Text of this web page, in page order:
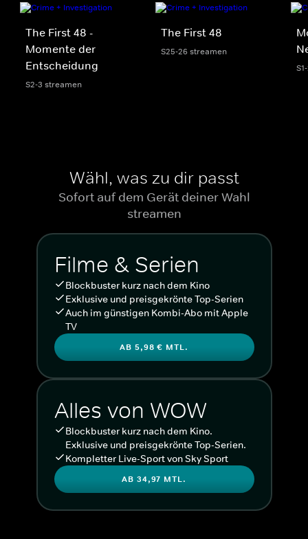
The First 48 -
Momente der
Entscheidung
S2-3 streamen
The First 48
S25-26 streamen
Wähl, was zu dir passt
Sofort auf dem Gerät deiner Wahl
streamen
Filme & Serien
Blockbuster kurz nach dem Kino
Exklusive und preisgekrönte Top-Serien
Auch im günstigen Kombi-Abo mit Apple
TV
AB 5,98 € MTL.
Alles von WOW
Blockbuster kurz nach dem Kino.
Exklusive und preisgekrönte Top-Serien.
Kompletter Live-Sport von Sky Sport
AB 34,97 MTL.